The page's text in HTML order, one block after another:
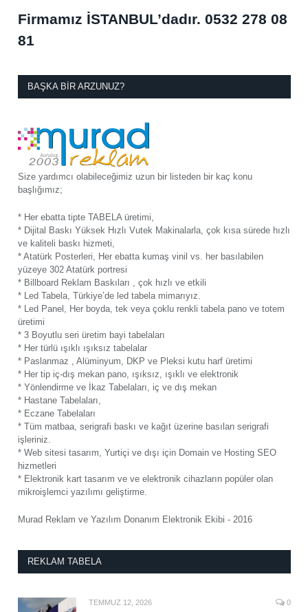
Firmamız İSTANBUL’dadır. 0532 278 08
81
BAŞKA BIR ARZUNUZ?
Size yardımcı olabileceğimiz uzun bir listeden bir kaç konu
başlığımız;
* Her ebatta tipte TABELA üretimi,
* Dijital Baskı Yüksek Hızlı Vutek Makinalarla, çok kısa sürede hızlı
ve kaliteli baskı hizmeti,
* Atatürk Posterleri, Her ebatta kumaş vinil vs. her basılabilen
yüzeye 302 Atatürk portresi
* Billboard Reklam Baskıları , çok hızlı ve etkili
* Led Tabela, Türkiye’de led tabela mimarıyız.
* Led Panel, Her boyda, tek veya çoklu renkli tabela pano ve totem
üretimi
* 3 Boyutlu seri üretim bayi tabelaları
* Her türlü ışıklı ışıksız tabelalar
* Paslanmaz , Alüminyum, DKP ve Pleksi kutu harf üretimi
* Her tip iç-dış mekan pano, ışıksız, ışıklı ve elektronik
* Yönlendirme ve İkaz Tabelaları, iç ve dış mekan
* Hastane Tabelaları,
* Eczane Tabelaları
* Tüm matbaa, serigrafi baskı ve kağıt üzerine basılan serigrafi
işleriniz.
* Web sitesi tasarım, Yurtiçi ve dışı için Domain ve Hosting SEO
hizmetleri
* Elektronik kart tasarım ve ve elektronik cihazların popüler olan
mikroişlemci yazılımı geliştirme.
Murad Reklam ve Yazılım Donanım Elektronik Ekibi - 2016
REKLAM TABELA
TEMMUZ 12, 2026 0